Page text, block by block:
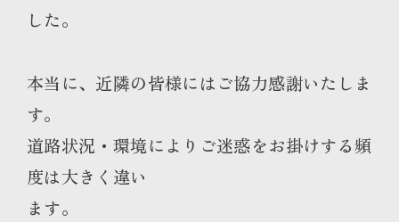
した。
本当に、近隣の皆様にはご協力感謝いたしま
す。
道路状況・環境によりご迷惑をお掛けする頻
度は大きく違い
ます。